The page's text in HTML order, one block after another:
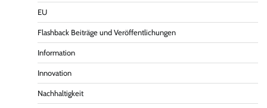
EU
Flashback Beiträge und Veröffentlichungen
Information
Innovation
Nachhaltigkeit